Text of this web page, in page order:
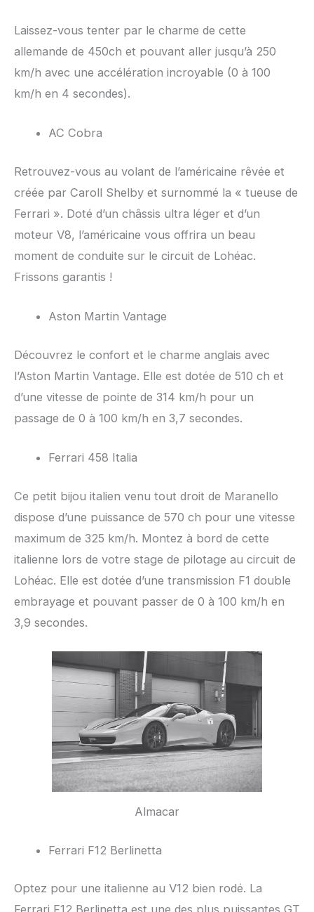
Laissez-vous tenter par le charme de cette
allemande de 450ch et pouvant aller jusqu’à 250
km/h avec une accélération incroyable (0 à 100
km/h en 4 secondes).
AC Cobra
Retrouvez-vous au volant de l’américaine rêvée et
créée par Caroll Shelby et surnommé la « tueuse de
Ferrari ». Doté d’un châssis ultra léger et d’un
moteur V8, l’américaine vous offrira un beau
moment de conduite sur le circuit de Lohéac.
Frissons garantis !
Aston Martin Vantage
Découvrez le confort et le charme anglais avec
l’Aston Martin Vantage. Elle est dotée de 510 ch et
d’une vitesse de pointe de 314 km/h pour un
passage de 0 à 100 km/h en 3,7 secondes.
Ferrari 458 Italia
Ce petit bijou italien venu tout droit de Maranello
dispose d’une puissance de 570 ch pour une vitesse
maximum de 325 km/h. Montez à bord de cette
italienne lors de votre stage de pilotage au circuit de
Lohéac. Elle est dotée d’une transmission F1 double
embrayage et pouvant passer de 0 à 100 km/h en
3,9 secondes.
Almacar
Ferrari F12 Berlinetta
Optez pour une italienne au V12 bien rodé. La